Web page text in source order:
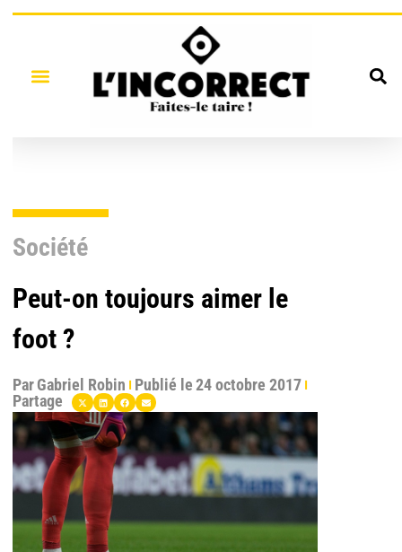
Société
Peut-on toujours aimer le
foot ?
ParGabriel Robin Publié le24 octobre 2017
Partage